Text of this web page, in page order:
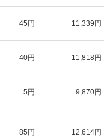
45円 11,339円
40円 11,818円
5円 9,870円
85円 12,614円